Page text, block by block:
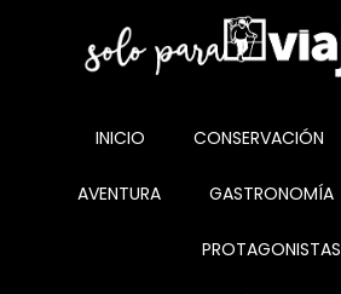
INICIO CONSERVACIÓN
AVENTURA GASTRONOMÍA
PROTAGONISTAS